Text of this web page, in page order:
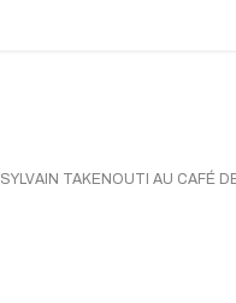
SYLVAIN TAKENOUTI AU CAFÉ